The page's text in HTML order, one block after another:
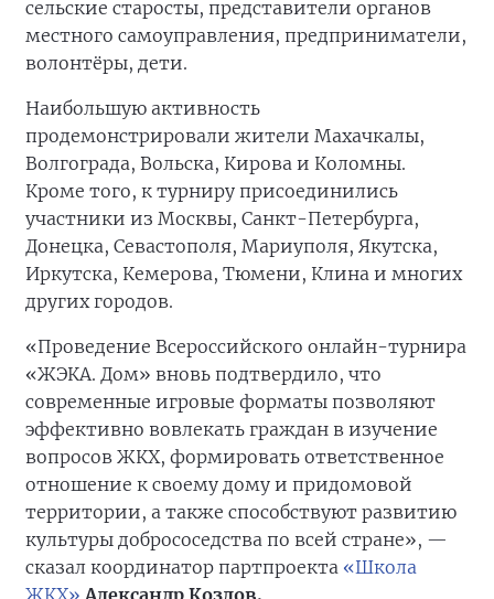
сельские старосты, представители органов
местного самоуправления, предприниматели,
волонтёры, дети.
Наибольшую активность
продемонстрировали жители Махачкалы,
Волгограда, Вольска, Кирова и Коломны.
Кроме того, к турниру присоединились
участники из Москвы, Санкт-Петербурга,
Донецка, Севастополя, Мариуполя, Якутска,
Иркутска, Кемерова, Тюмени, Клина и многих
других городов.
«Проведение Всероссийского онлайн-турнира
«ЖЭКА. Дом» вновь подтвердило, что
современные игровые форматы позволяют
эффективно вовлекать граждан в изучение
вопросов ЖКХ, формировать ответственное
отношение к своему дому и придомовой
территории, а также способствуют развитию
культуры добрососедства по всей стране», —
сказал координатор партпроекта «Школа
ЖКХ» Александр Козлов.